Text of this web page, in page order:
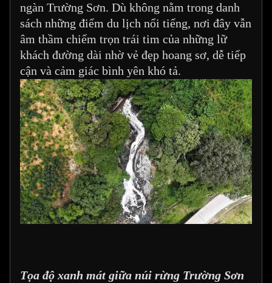
ngàn Trường Sơn. Dù không nằm trong danh
sách những điểm du lịch nổi tiếng, nơi đây vẫn
âm thầm chiếm trọn trái tim của những lữ
khách đường dài nhờ vẻ đẹp hoang sơ, dễ tiếp
cận và cảm giác bình yên khó tả.
Tọa độ xanh mát giữa núi rừng Trường Sơn